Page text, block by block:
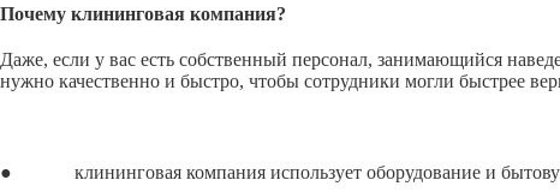
Почему клининговая компания?
Даже, если у вас есть собственный персонал, занимающийся
нужно качественно и быстро, чтобы сотрудники могли быстрее
● клининговая компания использует оборудование и бытовую